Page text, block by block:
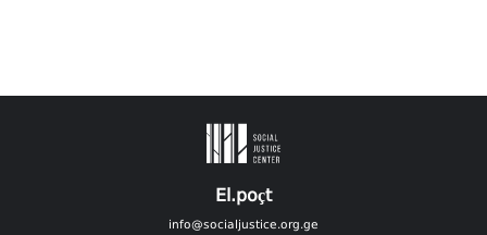
El.poçt
info@socialjustice.org.ge